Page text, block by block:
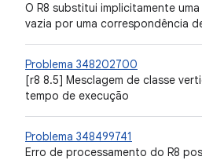
O R8 substitui implicitamente
vazia por uma correspondência
Problema 348202700
[r8 8.5] Mesclagem de classe
tempo de execução
Problema 348499741
Erro de processamento do R8